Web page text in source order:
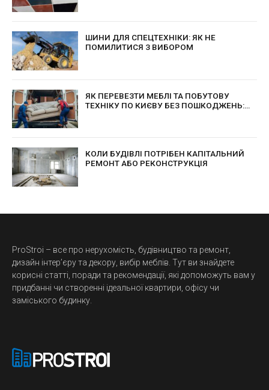
ШИНИ ДЛЯ СПЕЦТЕХНІКИ: ЯК НЕ
ПОМИЛИТИСЯ З ВИБОРОМ
ЯК ПЕРЕВЕЗТИ МЕБЛІ ТА ПОБУТОВУ
ТЕХНІКУ ПО КИЄВУ БЕЗ ПОШКОДЖЕНЬ:
КОЛИ БУДІВЛІ ПОТРІБЕН КАПІТАЛЬНИЙ
РЕМОНТ АБО РЕКОНСТРУКЦІЯ
ProStroi – все про нерухомість, будівництво та ремонт,
дизайн інтер’єру та декору, вибір меблів. Тут ви знайдете
корисні статті, поради та рекомендації, які допоможуть вам у
придбанні чи створенні ідеальної квартири, офісу чи
заміського будинку.